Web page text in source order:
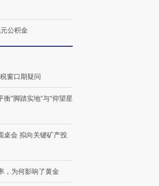
称为“蟑螂”的印
视线｜“入侵”还是“人道危
现】寻找100种
【商旅对话】华住集团
CFO：不靠规模取胜，华
公积金
窗口期疑问
“脚踏实地”与“仰望星
桌会 拟向关键矿产投
，为何影响了黄金